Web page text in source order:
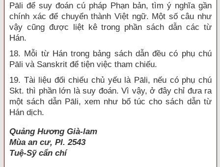
Pāli để suy đoán cú pháp Phạn bản, tìm ý nghĩa gần
chính xác để chuyển thành Việt ngữ. Một số câu như
vậy cũng được liệt kê trong phần sách dẫn các từ
Hán.
18. Mỗi từ Hán trong bảng sách dẫn đều có phụ chú
Pāli và Sanskrit để tiện việc tham chiếu.
19. Tài liệu đối chiếu chủ yếu là Pāli, nếu có phụ chú
Skt. thì phần lớn là suy đoán. Vì vậy, ở đây chỉ đưa ra
một sách dẫn Pāli, xem như bổ túc cho sách dẫn từ
Hán dịch.
Quảng Hương Già-lam
Mùa an cư, Pl. 2543
Tuệ-Sỹ cẩn chí